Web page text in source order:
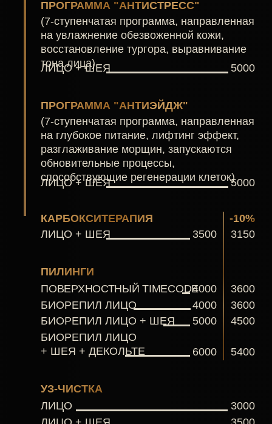
УХОЖЕННОСТИ УЖЕ СЕГОДНЯ
если вы чувствуете
необходимость в процедуре,
но есть сомнения
ЗАПИСАТЬСЯ НА
УХОЖЕННОСТЬ